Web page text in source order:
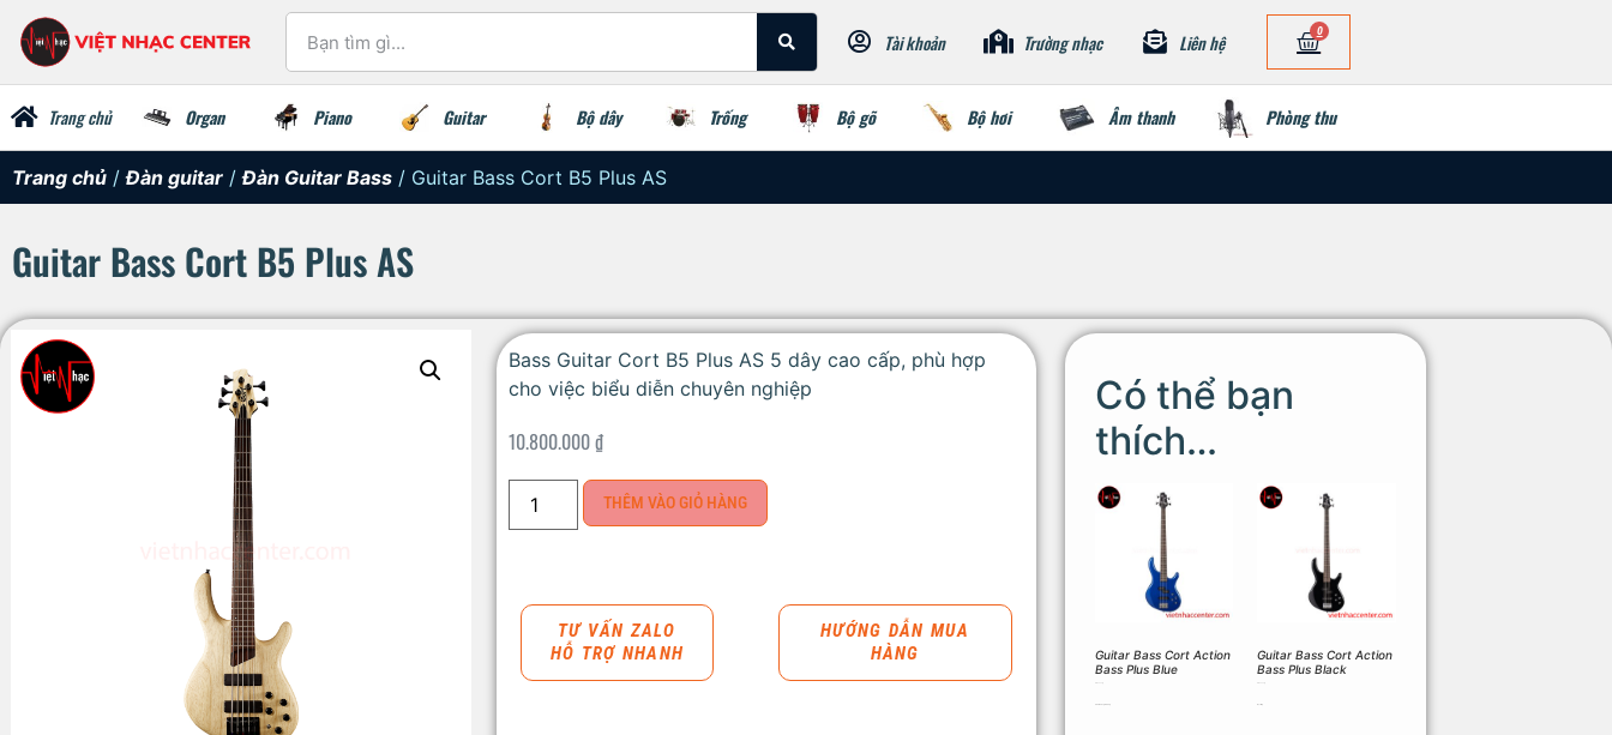
Tài khoản Trường nhạc Liên hệ 0
Trang chủ Organ Piano Guitar Bộ dây Trống Bộ gõ Bộ hơi Âm thanh Phòng thu
Trang chủ /Đàn guitar /Đàn Guitar Bass / Guitar Bass Cort B5 Plus AS
Guitar Bass Cort B5 Plus AS
Bass Guitar Cort B5 Plus AS 5 dây cao cấp, phù hợp
cho việc biểu diễn chuyên nghiệp
10.800.000₫
THÊM VÀO GIỎ HÀNG
TƯ VẤN ZALO
HỖ TRỢ NHANH
HƯỚNG DẪN MUA
HÀNG
Có thể bạn
thích…
Guitar Bass Cort Action
Bass Plus Blue
Guitar Bass Cort Action
Bass Plus Black